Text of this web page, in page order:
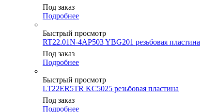
Под заказ
Подробнее
Быстрый просмотр
RT22.01N-4AP503 YBG201 резьбовая пластина
Под заказ
Подробнее
Быстрый просмотр
LT22ER5TR KC5025 резьбовая пластина
Под заказ
Подробнее